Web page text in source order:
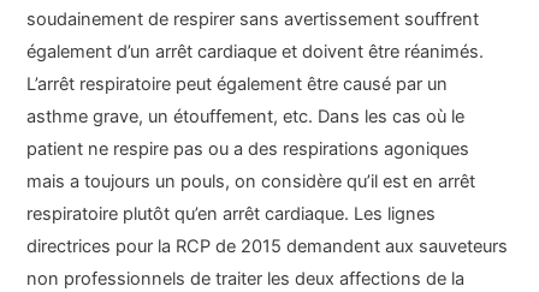
soudainement de respirer sans avertissement souffrent
également d’un arrêt cardiaque et doivent être réanimés.
L’arrêt respiratoire peut également être causé par un
asthme grave, un étouffement, etc. Dans les cas où le
patient ne respire pas ou a des respirations agoniques
mais a toujours un pouls, on considère qu’il est en arrêt
respiratoire plutôt qu’en arrêt cardiaque. Les lignes
directrices pour la RCP de 2015 demandent aux sauveteurs
non professionnels de traiter les deux affections de la